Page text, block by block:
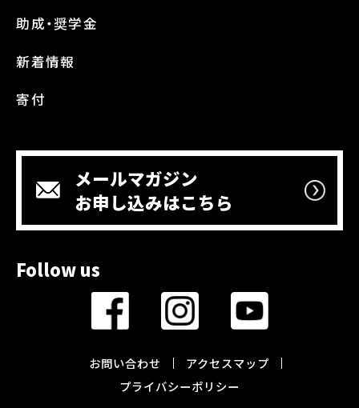
助成・奨学金
新着情報
寄付
メールマガジン
お申し込みはこちら
Follow us
お問い合わせ
アクセスマップ
プライバシーポリシー